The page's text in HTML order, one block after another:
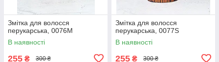
Змітка для волосся
перукарська, 0076M
В наявності
255 ₴ 300 ₴
Змітка для волосся
перукарська, 0077S
В наявності
255 ₴ 300 ₴